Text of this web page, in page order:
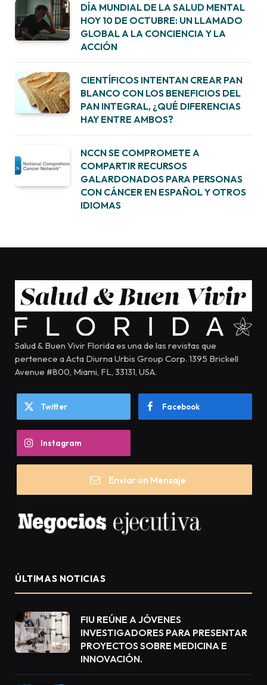
DÍA MUNDIAL DE LA SALUD MENTAL
HOY 10 DE OCTUBRE: UN LLAMADO
GLOBAL A LA CONCIENCIA Y LA
ACCIÓN
CIENTÍFICOS INTENTAN CREAR PAN
BLANCO CON LOS BENEFICIOS DEL
PAN INTEGRAL, ¿QUÉ DIFERENCIAS
HAY ENTRE AMBOS?
NCCN SE COMPROMETE A
COMPARTIR RECURSOS
GALARDONADOS PARA PERSONAS
CON CÁNCER EN ESPAÑOL Y OTROS
IDIOMAS
Salud & Buen Vivir Florida es una de las revistas que
pertenece a Acta Diurna Urbis Group Corp. 1395 Brickell
Avenue #800, Miami, FL, 33131, USA.
Twitter Facebook
Instagram
Enviar un Mensaje
ÚLTIMAS NOTICIAS
FIU REÚNE A JÓVENES
INVESTIGADORES PARA PRESENTAR
PROYECTOS SOBRE MEDICINA E
INNOVACIÓN.